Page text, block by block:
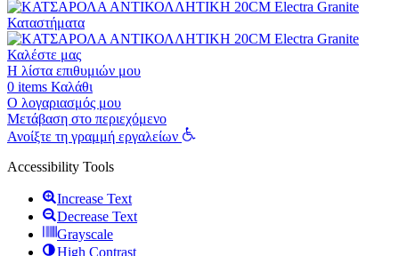
Καταστήματα
Καλέστε μας
Η λίστα επιθυμιών μου
0 items Καλάθι
Ο λογαριασμός μου
Μετάβαση στο περιεχόμενο
Ανοίξτε τη γραμμή εργαλείων
Accessibility Tools
Increase Text
Decrease Text
Grayscale
High Contrast